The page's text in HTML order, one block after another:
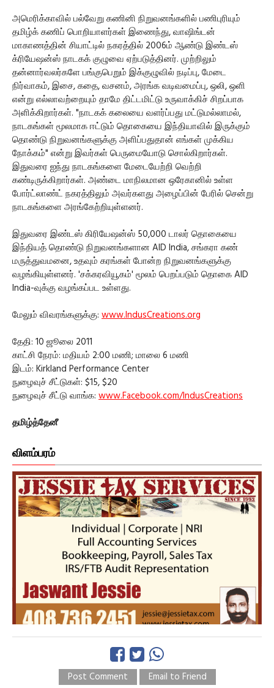
அமெரிக்காவில் பல்வேறு கணினி நிறுவனங்களில் பணிபுரியும்
தமிழ்க் கணிப் பொறியாளர்கள் இணைந்து, வாஷிங்டன்
மாகாணத்தின் சியாட்டில் நகரத்தில் 2006ம் ஆண்டு இண்டஸ்
க்ரியேஷன்ஸ் நாடகக் குழுவை ஏற்படுத்தினர். முற்றிலும்
தன்னார்வலர்களே பங்குபெறும் இக்குழுவில் நடிப்பு, மேடை
நிர்வாகம், இசை, கதை, வசனம், அரங்க வடிவமைப்பு, ஒலி, ஒளி
என்று எல்லாவற்றையும் தாமே திட்டமிட்டு உருவாக்கிச் சிறப்பாக
அளிக்கிறார்கள். "நாடகக் கலையை வளர்ப்பது மட்டுமல்லாமல்,
நாடகங்கள் மூலமாக ஈட்டும் தொகையை இந்தியாவில் இருக்கும்
தொண்டு நிறுவனங்களுக்கு அளிப்பதுதான் எங்கள் முக்கிய
நோக்கம்" என்று இவர்கள் பெருமையோடு சொல்கிறார்கள்.
இதுவரை ஐந்து நாடகங்களை மேடையேற்றி வெற்றி
கண்டிருக்கிறார்கள். அண்டை மாநிலமான ஒரேகானில் உள்ள
போர்ட்லாண்ட் நகரத்திலும் அவர்களது அழைப்பின் பேரில் சென்று
நாடகங்களை அரங்கேற்றியுள்ளனர்.
இதுவரை இண்டஸ் கிரியேஷன்ஸ் 50,000 டாலர் தொகையை
இந்தியத் தொண்டு நிறுவனங்களான AID India, சங்கரா கண்
மருத்துவமனை, உதவும் கரங்கள் போன்ற நிறுவனங்களுக்கு
வழங்கியுள்ளனர். 'சக்கரவியூகம்' மூலம் பெறப்படும் தொகை AID
India-வுக்கு வழங்கப்பட உள்ளது.
மேலும் விவரங்களுக்கு: www.IndusCreations.org
தேதி: 10 ஜூலை 2011
காட்சி நேரம்: மதியம் 2:00 மணி; மாலை 6 மணி
இடம்: Kirkland Performance Center
நுழைவுச் சீட்டுகள்: $15, $20
நுழைவுச் சீட்டு வாங்க: www.Facebook.com/IndusCreations
தமிழ்த்தேனீ
விளம்பரம்
Post Comment Email to Friend